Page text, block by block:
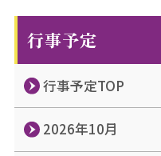
行事予定
行事予定TOP
2026年10月